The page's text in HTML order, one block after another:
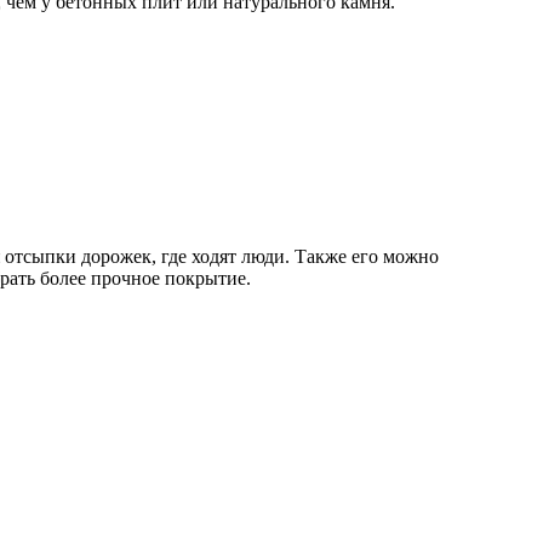
дорожек, где ходят люди. Также его можно
более прочное покрытие.